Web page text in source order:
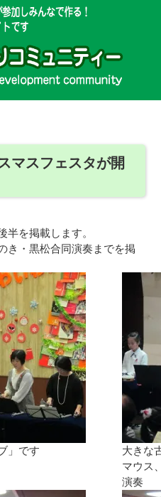
マスフェスタが開
半を掲載します。
き・黒松合同演奏までを掲
」です
大きな
マウス
演奏